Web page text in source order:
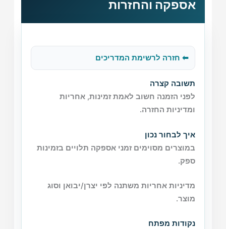
אספקה והחזרות
⬅ חזרה לרשימת המדריכים
תשובה קצרה
לפני הזמנה חשוב לאמת זמינות, אחריות
ומדיניות החזרה.
איך לבחור נכון
במוצרים מסוימים זמני אספקה תלויים בזמינות
ספק.
מדיניות אחריות משתנה לפי יצרן/יבואן וסוג
מוצר.
נקודות מפתח